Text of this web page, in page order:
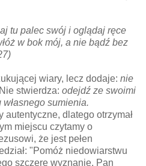
tu palec swój i oglądaj ręce
w bok mój, a nie bądź bez
wiary, lecz dodaje: nie
Nie stwierdza: odejdź ze swoimi
sumienia.
autentyczne, dlatego otrzymał
miejscu czytamy o
że jest pełen
"Pomóż niedowiarstwu
szczere wyznanie, Pan